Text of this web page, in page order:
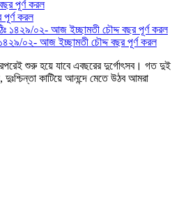
করল
১৪২৯/০২- আজ ইচ্ছামতী চৌদ্দ বছর পূর্ণ করল
শুরু হয়ে যাবে এবছরের দুর্গোৎসব। গত দুই
কাটিয়ে আনন্দে মেতে উঠব আমরা